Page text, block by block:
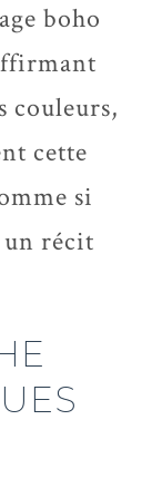
boho
couleurs,
cette
si
un récit